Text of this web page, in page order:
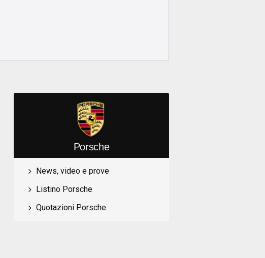
Porsche
News, video e prove
Listino Porsche
Quotazioni Porsche